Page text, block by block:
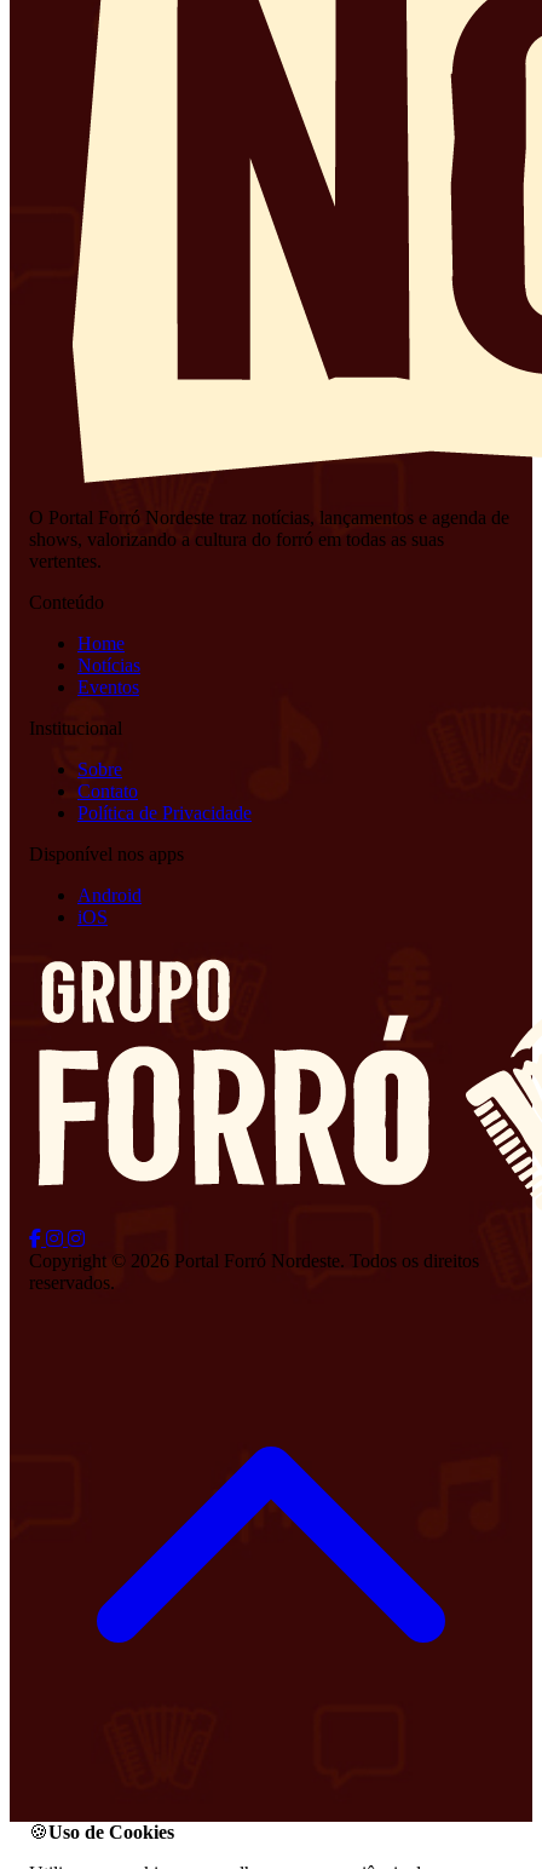
O Portal Forró Nordeste traz notícias, lançamentos e agenda de
shows, valorizando a cultura do forró em todas as suas
vertentes.
Conteúdo
Home
Notícias
Eventos
Institucional
Sobre
Contato
Política de Privacidade
Disponível nos apps
Android
iOS
Copyright © 2026 Portal Forró Nordeste. Todos os direitos
reservados.
🍪Uso de Cookies